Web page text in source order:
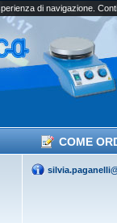
COME
di navigazione.